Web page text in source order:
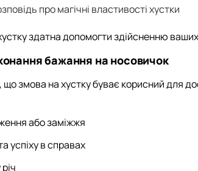
про магічні властивості хустки
здатна допомогти здійсненню
бажання на носовичок
змова на хустку буває корисний для
або заміжжя
успіху в справах